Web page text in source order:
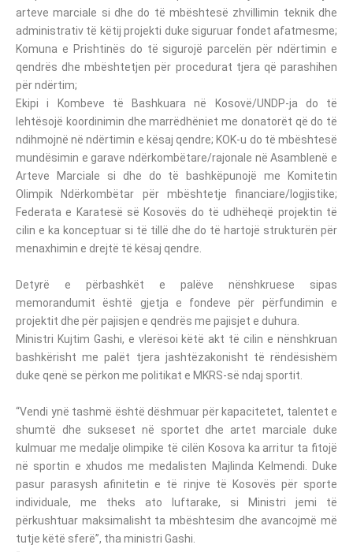
arteve marciale si dhe do të mbështesë zhvillimin teknik dhe
administrativ të këtij projekti duke siguruar fondet afatmesme;
Komuna e Prishtinës do të sigurojë parcelën për ndërtimin e
qendrës dhe mbështetjen për procedurat tjera që parashihen
për ndërtim;
Ekipi i Kombeve të Bashkuara në Kosovë/UNDP-ja do të
lehtësojë koordinimin dhe marrëdhëniet me donatorët që do të
ndihmojnë në ndërtimin e kësaj qendre; KOK-u do të mbështesë
mundësimin e garave ndërkombëtare/rajonale në Asamblenë e
Arteve Marciale si dhe do të bashkëpunojë me Komitetin
Olimpik Ndërkombëtar për mbështetje financiare/logjistike;
Federata e Karatesë së Kosovës do të udhëheqë projektin të
cilin e ka konceptuar si të tillë dhe do të hartojë strukturën për
menaxhimin e drejtë të kësaj qendre.
Detyrë e përbashkët e palëve nënshkruese sipas
memorandumit është gjetja e fondeve për përfundimin e
projektit dhe për pajisjen e qendrës me pajisjet e duhura.
Ministri Kujtim Gashi, e vlerësoi këtë akt të cilin e nënshkruan
bashkërisht me palët tjera jashtëzakonisht të rëndësishëm
duke qenë se përkon me politikat e MKRS-së ndaj sportit.
“Vendi ynë tashmë është dëshmuar për kapacitetet, talentet e
shumtë dhe sukseset në sportet dhe artet marciale duke
kulmuar me medalje olimpike të cilën Kosova ka arritur ta fitojë
në sportin e xhudos me medalisten Majlinda Kelmendi. Duke
pasur parasysh afinitetin e të rinjve të Kosovës për sporte
individuale, me theks ato luftarake, si Ministri jemi të
përkushtuar maksimalisht ta mbështesim dhe avancojmë më
tutje këtë sferë”, tha ministri Gashi.